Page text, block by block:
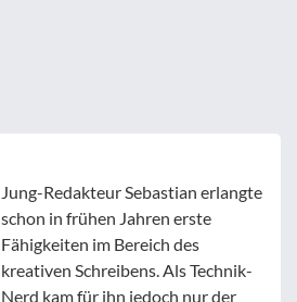
Jung-Redakteur Sebastian erlangte
schon in frühen Jahren erste
Fähigkeiten im Bereich des
kreativen Schreibens. Als Technik-
Nerd kam für ihn jedoch nur der